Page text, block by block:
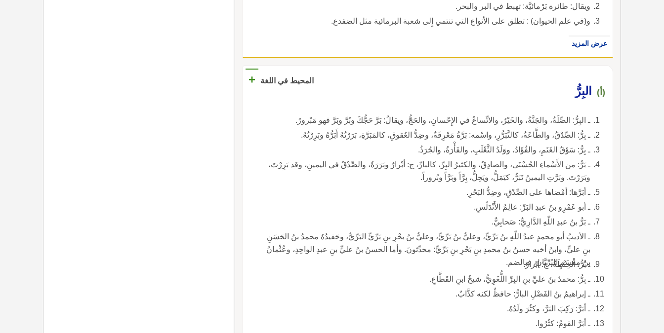
ويقال: طائرة بَرْمائيَّة: تهبط في البر والبحر.
و(في علم الحيوان) : تطلق على الأنواع التي تنتمي إِلى شعبة البرمائية مثل الضفدع.
عرض المزيد
المحيط في اللغة +
(أ) البِرُّ
ـ البِرُّ: الصِّلَةُ، والجَنَّةُ، والخَيْرُ، والاتِّساعُ في الإِحْسانِ، والحَجُّ، ويقالُ: بَرَّ حَجُّكَ وبُرَّ وبَرَّ فهو مَبْرورٌ.
ـ بِرُّ: الصِّدْقُ، والطَّاعَةُ، كالتَّبَرُّرِ، واسْمه: بَرَّةُ مَعْرِفَةٌ، وضِدُّ العُقوقِ، كالمَبَرَّةِ، بَرَرْتُهُ أَبَرُّهُ وبَرِرْتُهُ.
ـ بِرُّ: سَوْقُ الغَنَمِ، والفُؤَادُ، ووَلَدُ الثَّعْلَبِ، والفَأْرَةُ، والجُرَذُ.
ـ بَرُّ: من الأَسْماءِ الحُسْنَى، والصادِقُ، والكثيرُ البِرِّ، كالبارِّ، ج: أبْرارٌ وبَرَرَةٌ، والصِّدْقُ في اليمينِ، وقد بَرِرْتَ،
وبَرَرْتَ. وبَرَّتِ اليمينُ تَبَرُّ، كيَمَلُّ، ويَحِلُّ، بِرَّاً وبَرَّاً وبُروراً.
ـ أبَرَّها: أمْضاها على الصِّدْقِ، وضِدُّ البَحْرِ.
ـ أبو عَمْرِو بنُ عبدِ البَرِّ: عالِمُ الأَنْدَلُسِ.
ـ بَرُّ بنُ عبدِ اللّهِ الدَّارِيُّ: صَحابِيٌّ.
ـ الأديبُ أبو محمدٍ عبدُ اللّهِ بنُ بَرِّيٍّ، وعليُّ بنُ بَرِّيٍّ، وعليُّ بنُ بحْرِ بنِ بَرِّيٍّ البَرِّيُّ، وحَفيدُهُ محمدُ بنُ الحَسَنِ
بنِ عليٍّ، وابنُ أخيه حسنُ بنُ محمدِ بنِ بَحْرِ بنِ بَرِّيٍّ: محدِّثونَ. وأما الحسنُ بنُ عليٍّ بنِ عبدِ الواحِدِ، وعُثْمانُ
بنُ مِقْسَمٍ البُرِّيَّانِ، فبالضم.
ـ بُرُّ: الحِنْطَةُ، ج: أبْرارٌ.
ـ بِرُّ: محمدُ بنُ عليِّ بنِ البِرِّ اللُّغَوِيُّ، شيخُ ابنِ القَطَّاعِ.
ـ إبراهيمُ بنُ الفَضْلِ البارُّ: حافظٌ لكنه كذَّابٌ.
ـ أبَرَّ: رَكِبَ البَرَّ، وكثُرَ ولَدُهُ.
ـ أبَرَّ القومُ: كثُرُوا.